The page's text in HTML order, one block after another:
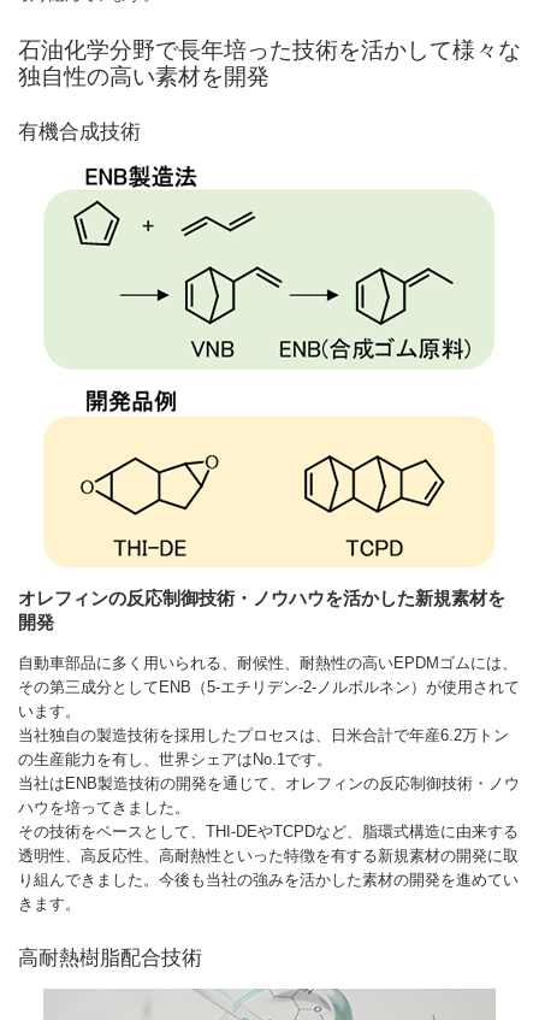
石油化学分野で長年培った技術を活かして様々な
独自性の高い素材を開発
有機合成技術
オレフィンの反応制御技術・ノウハウを活かした新規素材を
開発
自動車部品に多く用いられる、耐候性、耐熱性の高いEPDMゴムには、
その第三成分としてENB（5-エチリデン-2-ノルボルネン）が使用されて
います。
当社独自の製造技術を採用したプロセスは、日米合計で年産6.2万トン
の生産能力を有し、世界シェアはNo.1です。
当社はENB製造技術の開発を通じて、オレフィンの反応制御技術・ノウ
ハウを培ってきました。
その技術をベースとして、THI-DEやTCPDなど、脂環式構造に由来する
透明性、高反応性、高耐熱性といった特徴を有する新規素材の開発に取
り組んできました。今後も当社の強みを活かした素材の開発を進めてい
きます。
高耐熱樹脂配合技術